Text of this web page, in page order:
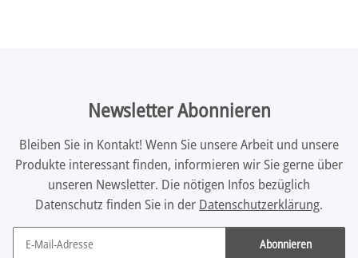
Newsletter Abonnieren
Bleiben Sie in Kontakt! Wenn Sie unsere Arbeit und unsere
Produkte interessant finden, informieren wir Sie gerne über
unseren Newsletter. Die nötigen Infos bezüglich
Datenschutz finden Sie in der Datenschutzerklärung.
Abonnieren